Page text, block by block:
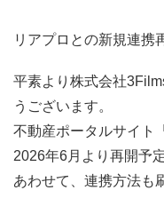
リアプロとの新規連携
平素より株式会社
うございます。
不動産ポータルサイト
2026年6月より再開予
あわせて、連携方法も